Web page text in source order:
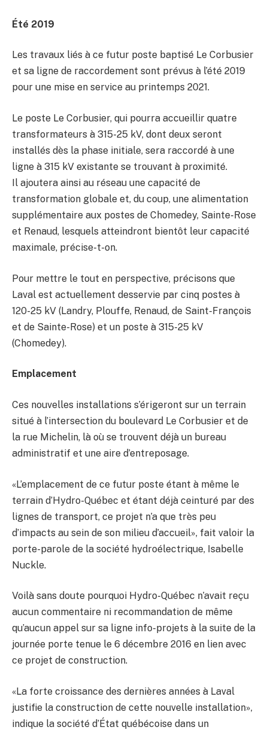
Été 2019
Les travaux liés à ce futur poste baptisé Le Corbusier
et sa ligne de raccordement sont prévus à l’été 2019
pour une mise en service au printemps 2021.
Le poste Le Corbusier, qui pourra accueillir quatre
transformateurs à 315-25 kV, dont deux seront
installés dès la phase initiale, sera raccordé à une
ligne à 315 kV existante se trouvant à proximité.
Il ajoutera ainsi au réseau une capacité de
transformation globale et, du coup, une alimentation
supplémentaire aux postes de Chomedey, Sainte-Rose
et Renaud, lesquels atteindront bientôt leur capacité
maximale, précise-t-on.
Pour mettre le tout en perspective, précisons que
Laval est actuellement desservie par cinq postes à
120-25 kV (Landry, Plouffe, Renaud, de Saint-François
et de Sainte-Rose) et un poste à 315-25 kV
(Chomedey).
Emplacement
Ces nouvelles installations s’érigeront sur un terrain
situé à l’intersection du boulevard Le Corbusier et de
la rue Michelin, là où se trouvent déjà un bureau
administratif et une aire d’entreposage.
«L’emplacement de ce futur poste étant à même le
terrain d’Hydro-Québec et étant déjà ceinturé par des
lignes de transport, ce projet n’a que très peu
d’impacts au sein de son milieu d’accueil», fait valoir la
porte-parole de la société hydroélectrique, Isabelle
Nuckle.
Voilà sans doute pourquoi Hydro-Québec n’avait reçu
aucun commentaire ni recommandation de même
qu’aucun appel sur sa ligne info-projets à la suite de la
journée porte tenue le 6 décembre 2016 en lien avec
ce projet de construction.
«La forte croissance des dernières années à Laval
justifie la construction de cette nouvelle installation»,
indique la société d’État québécoise dans un